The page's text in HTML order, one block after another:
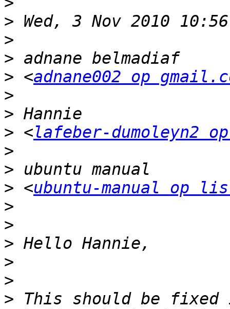
>
>
>
> <adnane002 op
>
>
> <lafeber-dumoleyn2
>
>
> <ubuntu-manual op
>
>
>
>
>
> This should be